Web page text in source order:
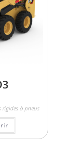
rigides à pneus